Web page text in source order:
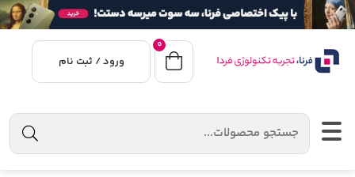
0
ورود / ثبت نام